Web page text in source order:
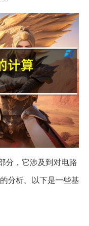
分，它涉及到对电路
分析。以下是一些基